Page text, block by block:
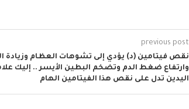
previous post
نقص فيتامين (د) يؤدي إلى تشوهات العظام وزيادة
وارتفاع ضغط الدم وتضخم البطين الأيسر .. إليك
اليدين تدل على نقص هذا الفيتامين الهام